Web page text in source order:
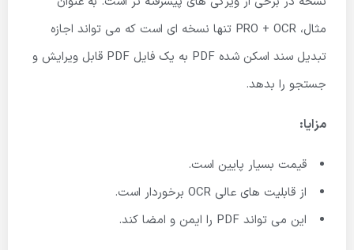
مثال، PRO + OCR تنها نسخه ای است که می تواند اجازه
تبدیل سند اسکن شده PDF به یک فایل PDF قابل ویرایش و
جستجو را بدهد.
مزایا:
قیمت بسیار پایین است.
از قابلیت های عالی OCR برخوردار است.
این می تواند PDF را ایمن و امضا کند.